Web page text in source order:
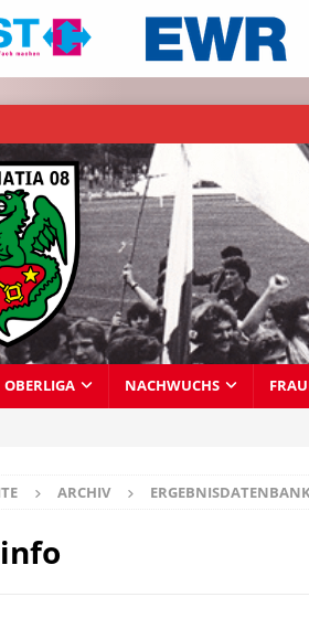
OBERLIGA NACHWUCHS
ARCHIV